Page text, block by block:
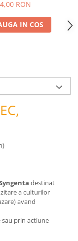
4,00 RON
IN COS
destinat
a culturilor
avand
prin actiune